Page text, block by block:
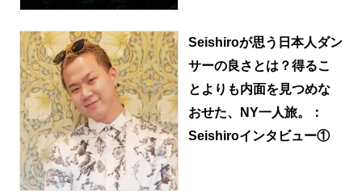
Seishiroが思う日本人ダン
サーの良さとは？得るこ
とよりも内面を見つめな
おせた、NY一人旅。：
Seishiroインタビュー①